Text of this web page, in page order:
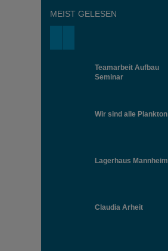
MEIST GELESEN
Teamarbeit Aufbau
Seminar
Wir sind alle Plankton
Lagerhaus Mannheim
Claudia Arheit